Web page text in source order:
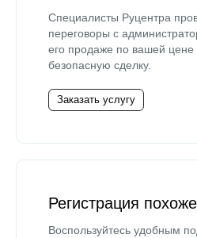
Специалисты Руцентра
переговоры с
его продаже по вашей цене
безопасную сделку.
Заказать услугу
Регистрация
Воспользуйтесь удобным